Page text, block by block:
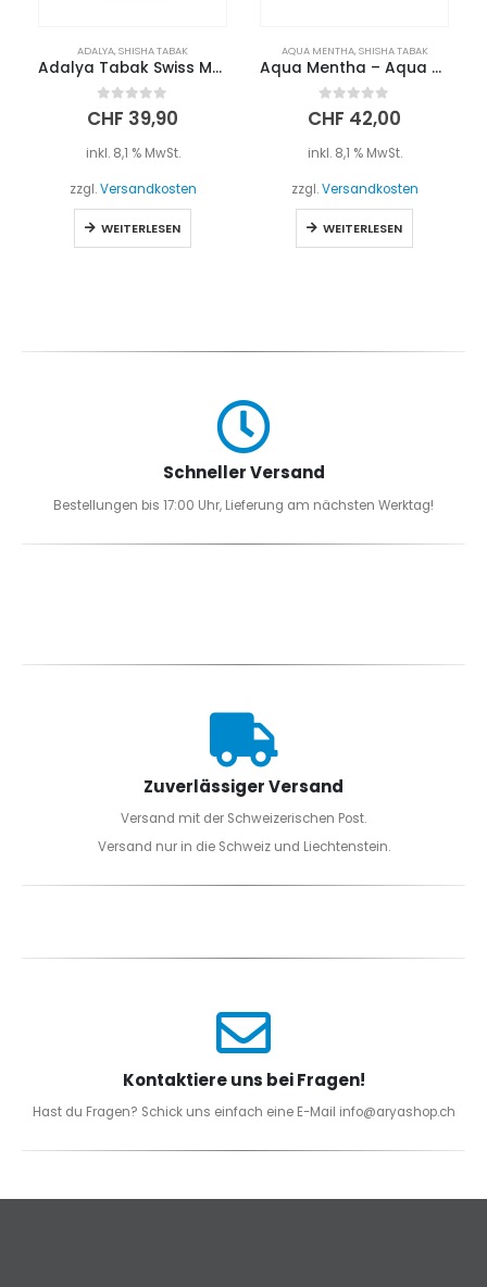
ADALYA,SHISHA TABAK
Adalya Tabak Swiss Maracuja 200g
0out of 5
CHF 39,90
inkl. 8,1 % MwSt.
zzgl.Versandkosten
WEITERLESEN
AQUA MENTHA,SHISHA TABAK
Aqua Mentha – Aqua Crazy Peach 200g
0 out of 5
CHF 42,00
inkl. 8,1 % MwSt.
zzgl.Versandkosten
WEITERLESEN
Schneller Versand
Bestellungen bis 17:00 Uhr, Lieferung am nächsten Werktag!
Zuverlässiger Versand
Versand mit der Schweizerischen Post.
Versand nur in die Schweiz und Liechtenstein.
Kontaktiere uns bei Fragen!
Hast du Fragen? Schick uns einfach eine E-Mail info@aryashop.ch